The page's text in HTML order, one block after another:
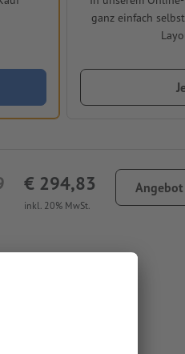
ganz einfach
inkl. 20% MwSt.
€ 294,83
Altea